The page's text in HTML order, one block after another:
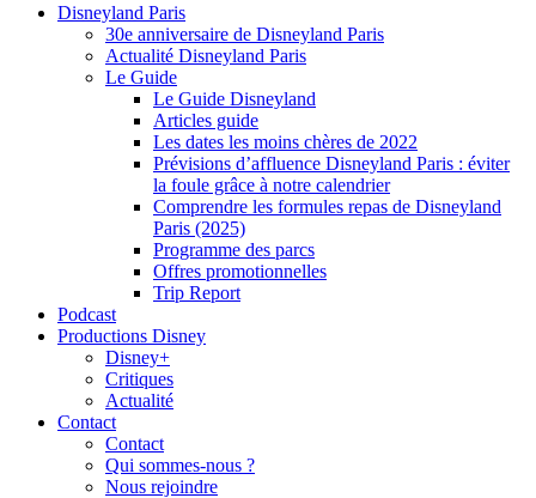
Disneyland Paris
30e anniversaire de Disneyland Paris
Actualité Disneyland Paris
Le Guide
Le Guide Disneyland
Articles guide
Les dates les moins chères de 2022
Prévisions d’affluence Disneyland Paris : éviter
la foule grâce à notre calendrier
Comprendre les formules repas de Disneyland
Paris (2025)
Programme des parcs
Offres promotionnelles
Trip Report
Podcast
Productions Disney
Disney+
Critiques
Actualité
Contact
Contact
Qui sommes-nous ?
Nous rejoindre